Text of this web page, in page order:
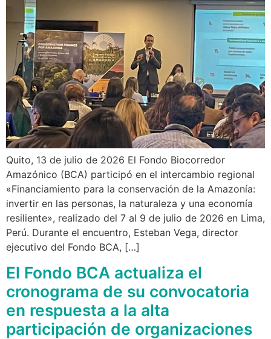
Quito, 13 de julio de 2026 El Fondo Biocorredor
Amazónico (BCA) participó en el intercambio regional
«Financiamiento para la conservación de la Amazonía:
invertir en las personas, la naturaleza y una economía
resiliente», realizado del 7 al 9 de julio de 2026 en Lima,
Perú. Durante el encuentro, Esteban Vega, director
ejecutivo del Fondo BCA, […]
El Fondo BCA actualiza el
cronograma de su convocatoria
en respuesta a la alta
participación de organizaciones